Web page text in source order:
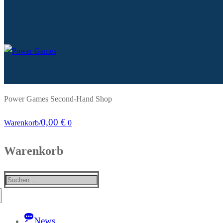
Power Games Second-Hand Shop
Warenkorb/0,00 € 0
Warenkorb
Suchen
News